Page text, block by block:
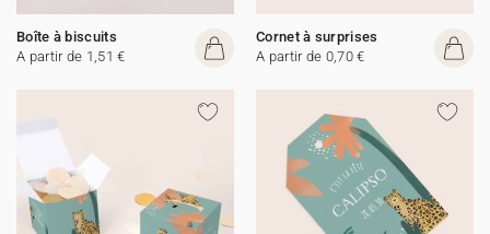
Boîte à biscuits
A partir de 1,51 €
Cornet à surprises
A partir de 0,70 €